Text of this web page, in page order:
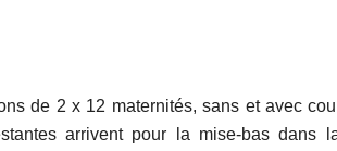
de 2 x 12 maternités, sans et avec
arrivent pour la mise-bas dans